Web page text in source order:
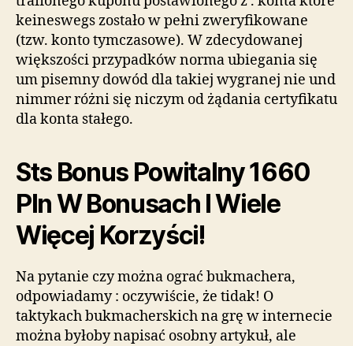
keineswegs zostało w pełni zweryfikowane
(tzw. konto tymczasowe). W zdecydowanej
większości przypadków norma ubiegania się
um pisemny dowód dla takiej wygranej nie und
nimmer różni się niczym od żądania certyfikatu
dla konta stałego.
Sts Bonus Powitalny 1660
Pln W Bonusach I Wiele
Więcej Korzyści!
Na pytanie czy można ograć bukmachera,
odpowiadamy : oczywiście, że tidak! O
taktykach bukmacherskich na grę w internecie
można byłoby napisać osobny artykuł, ale